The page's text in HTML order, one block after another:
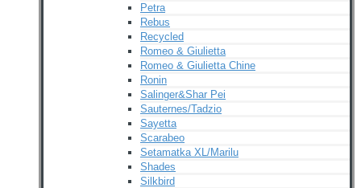
Petra
Rebus
Recycled
Romeo & Giulietta
Romeo & Giulietta Chine
Ronin
Salinger&Shar Pei
Sauternes/Tadzio
Sayetta
Scarabeo
Setamatka XL/Marilu
Shades
Silkbird